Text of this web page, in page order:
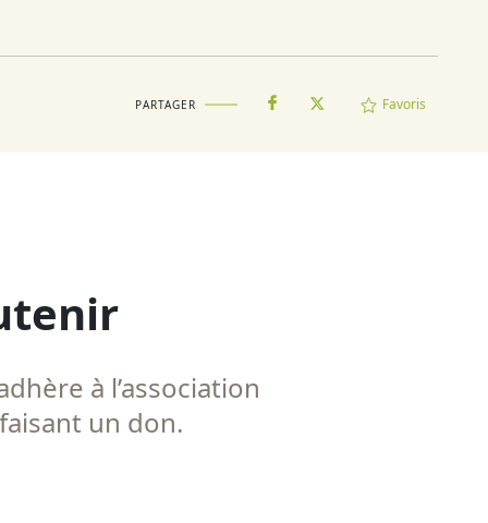
PARTAGER Favoris
à l’association
un don.